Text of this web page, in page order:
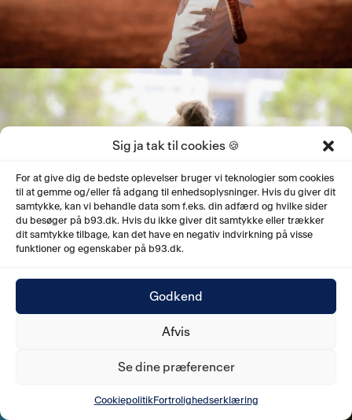
Sig ja tak til cookies 🍪
For at give dig de bedste oplevelser bruger vi teknologier som cookies
til at gemme og/eller få adgang til enhedsoplysninger. Hvis du giver dit
samtykke, kan vi behandle data som f.eks. din adfærd og hvilke sider
du besøger på b93.dk. Hvis du ikke giver dit samtykke eller trækker
dit samtykke tilbage, kan det have en negativ indvirkning på visse
funktioner og egenskaber på b93.dk.
Godkend
Afvis
Se dine præferencer
CookiepolitikFortrolighedserklæring
DIVISIONSFODBOLD